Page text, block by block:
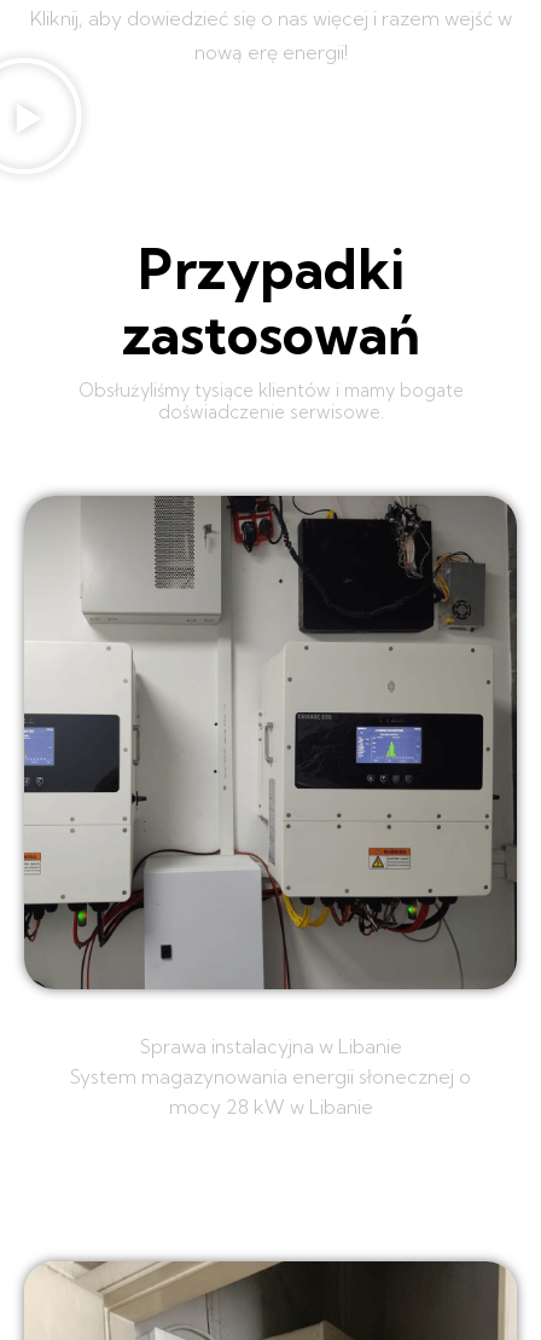
Kliknij, aby dowiedzieć się o nas więcej i razem wejść w
nową erę energii!
Przypadki
zastosowań
Obsłużyliśmy tysiące klientów i mamy bogate
doświadczenie serwisowe.
Sprawa instalacyjna w Libanie
System magazynowania energii słonecznej o
mocy 28 kW w Libanie